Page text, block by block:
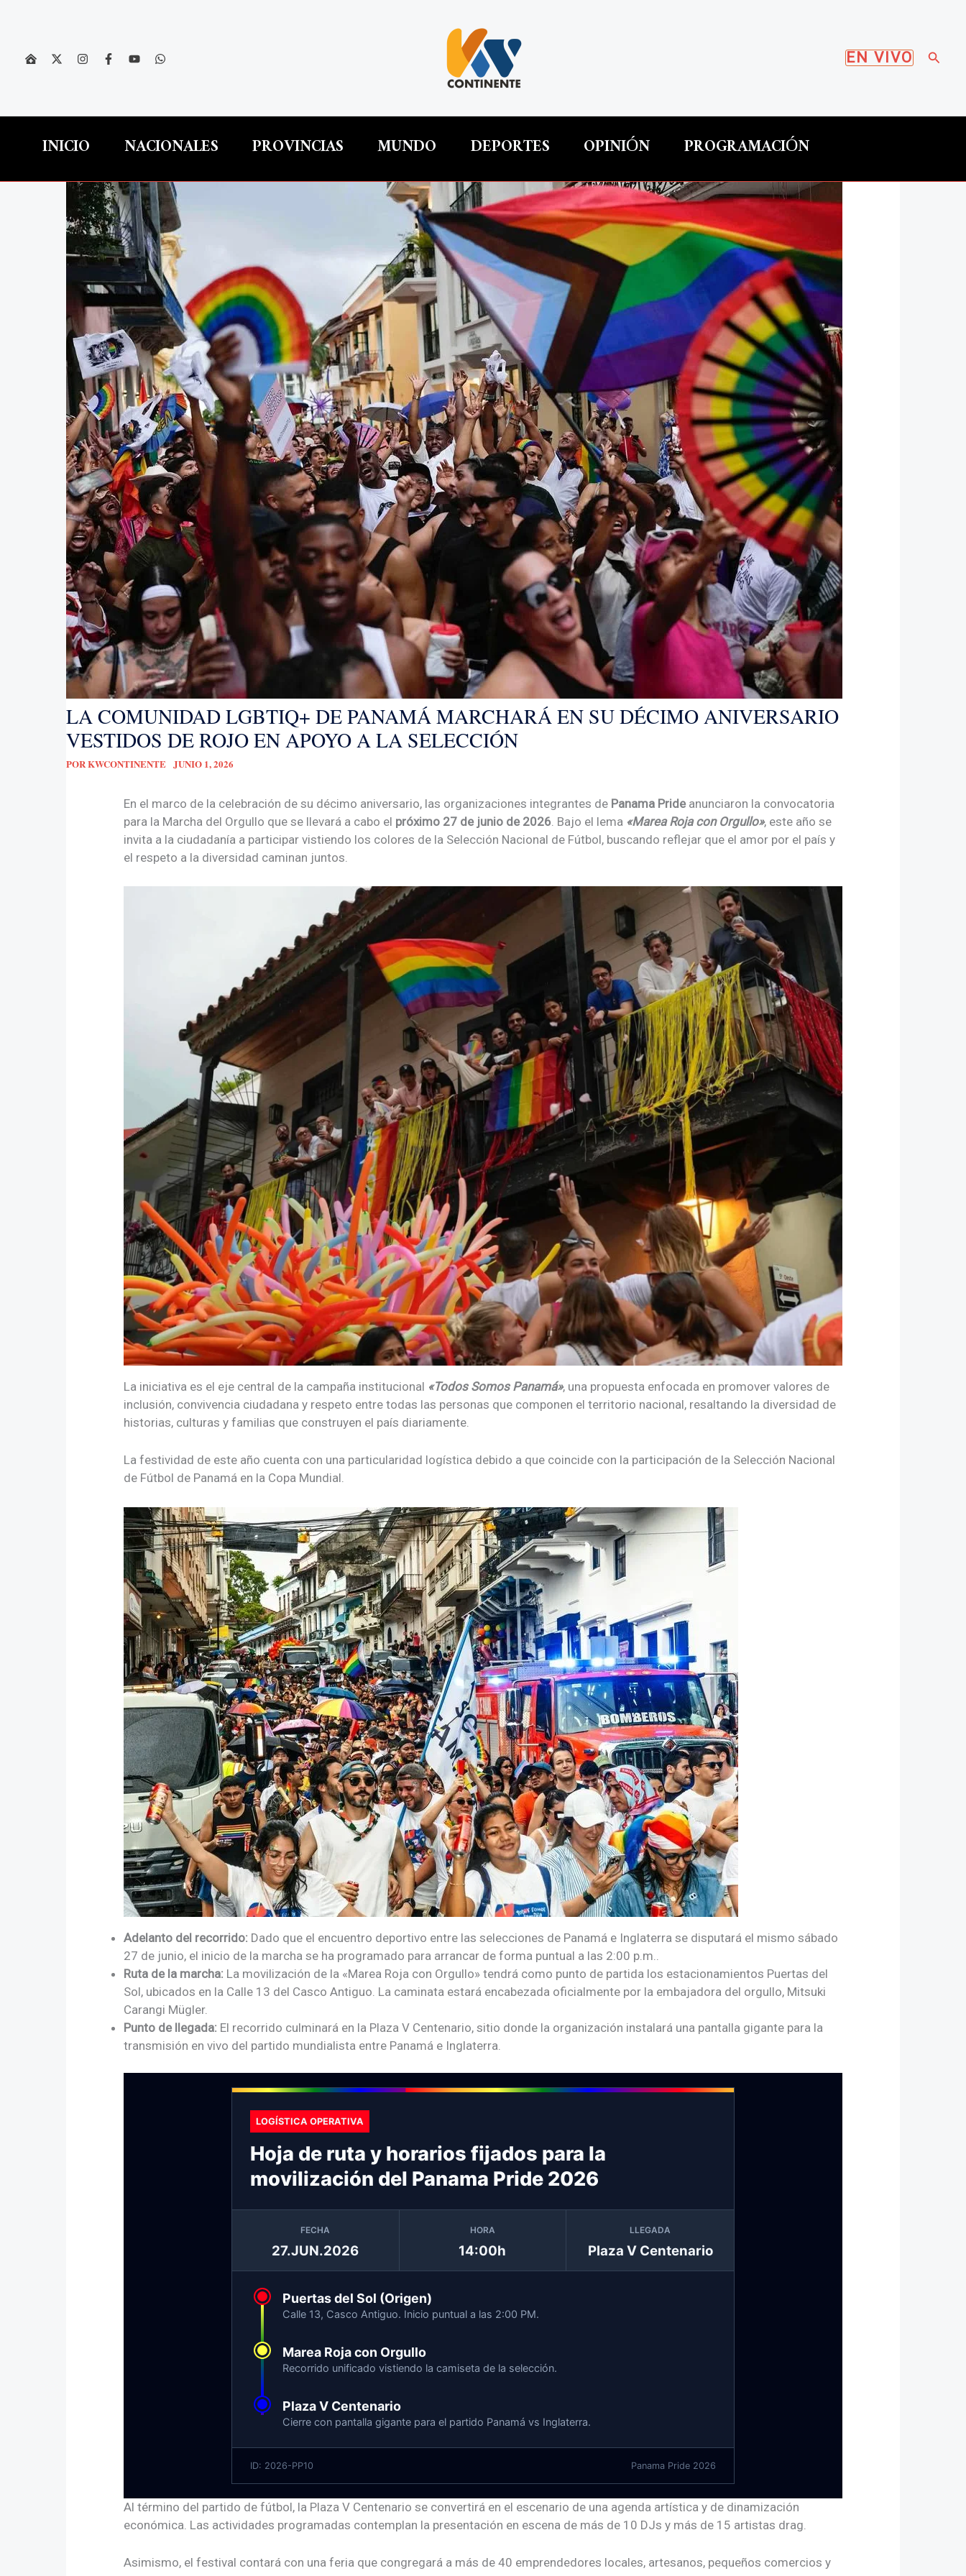
EN VIVO
INICIO NACIONALES PROVINCIAS MUNDO DEPORTES OPINIÓN PROGRAMACIÓN
LA COMUNIDAD LGBTIQ+ DE PANAMÁ MARCHARÁ EN SU DÉCIMO ANIVERSARIO
VESTIDOS DE ROJO EN APOYO A LA SELECCIÓN
PORKWCONTINENTE JUNIO 1, 2026
En el marco de la celebración de su décimo aniversario, las organizaciones integrantes de Panama Prideanunciaron la convocatoria
para la Marcha del Orgullo que se llevará a cabo el próximo 27 de junio de 2026. Bajo el lema «Marea Roja con Orgullo», este año se
invita a la ciudadanía a participar vistiendo los colores de la Selección Nacional de Fútbol, buscando reflejar que el amor por el país y
el respeto a la diversidad caminan juntos.
La iniciativa es el eje central de la campaña institucional «Todos Somos Panamá», una propuesta enfocada en promover valores de
inclusión, convivencia ciudadana y respeto entre todas las personas que componen el territorio nacional, resaltando la diversidad de
historias, culturas y familias que construyen el país diariamente.
La festividad de este año cuenta con una particularidad logística debido a que coincide con la participación de la Selección Nacional
de Fútbol de Panamá en la Copa Mundial.
Adelanto del recorrido: Dado que el encuentro deportivo entre las selecciones de Panamá e Inglaterra se disputará el mismo sábado
27 de junio, el inicio de la marcha se ha programado para arrancar de forma puntual a las 2:00 p.m..
Ruta de la marcha: La movilización de la «Marea Roja con Orgullo» tendrá como punto de partida los estacionamientos Puertas del
Sol, ubicados en la Calle 13 del Casco Antiguo. La caminata estará encabezada oficialmente por la embajadora del orgullo, Mitsuki
Carangi Mügler.
Punto de llegada: El recorrido culminará en la Plaza V Centenario, sitio donde la organización instalará una pantalla gigante para la
transmisión en vivo del partido mundialista entre Panamá e Inglaterra.
LOGÍSTICA OPERATIVA
Hoja de ruta y horarios fijados para la
movilización del Panama Pride 2026
FECHA
27.JUN.2026
HORA
14:00h
LLEGADA
Plaza V Centenario
Puertas del Sol (Origen)
Calle 13, Casco Antiguo. Inicio puntual a las 2:00 PM.
Marea Roja con Orgullo
Recorrido unificado vistiendo la camiseta de la selección.
Plaza V Centenario
Cierre con pantalla gigante para el partido Panamá vs Inglaterra.
ID: 2026-PP10 Panama Pride 2026
Al término del partido de fútbol, la Plaza V Centenario se convertirá en el escenario de una agenda artística y de dinamización
económica. Las actividades programadas contemplan la presentación en escena de más de 10 DJs y más de 15 artistas drag.
Asimismo, el festival contará con una feria que congregará a más de 40 emprendedores locales, artesanos, pequeños comercios y